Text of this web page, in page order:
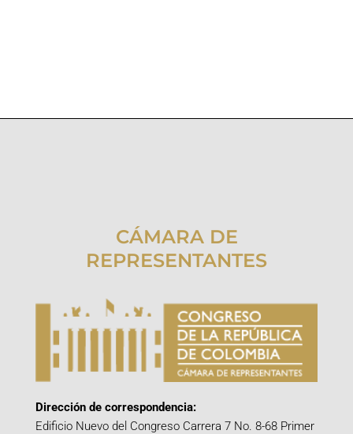
CÁMARA DE
REPRESENTANTES
Dirección de correspondencia:
Edificio Nuevo del Congreso Carrera 7 No. 8-68 Primer